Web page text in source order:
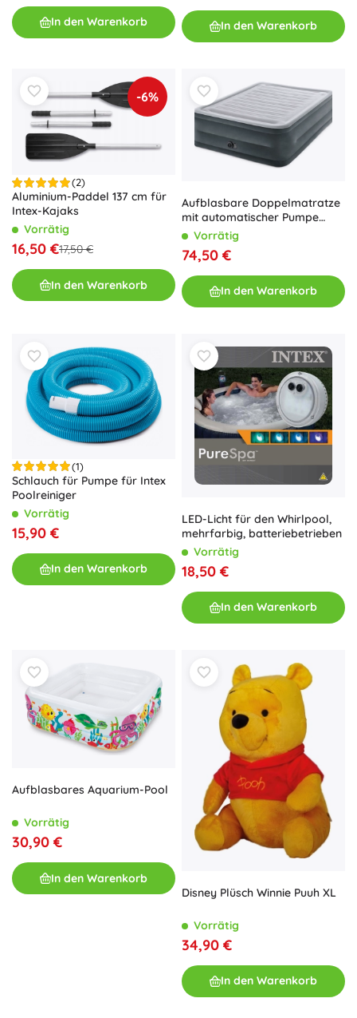
In den Warenkorb In den Warenkorb
-6%
(2)
Aluminium-Paddel 137 cm für
Intex-Kajaks
Vorrätig
16,50 €17,50 €
In den Warenkorb
Aufblasbare Doppelmatratze
mit automatischer Pumpe
INTEX 203 × 152 × 56 cm
Vorrätig
74,50 €
In den Warenkorb
(1)
Schlauch für Pumpe für Intex
Poolreiniger
Vorrätig
15,90 €
In den Warenkorb
LED-Licht für den Whirlpool,
mehrfarbig, batteriebetrieben
Vorrätig
18,50 €
In den Warenkorb
Aufblasbares Aquarium-Pool
Vorrätig
30,90 €
In den Warenkorb
Disney Plüsch Winnie Puuh XL
Vorrätig
34,90 €
In den Warenkorb